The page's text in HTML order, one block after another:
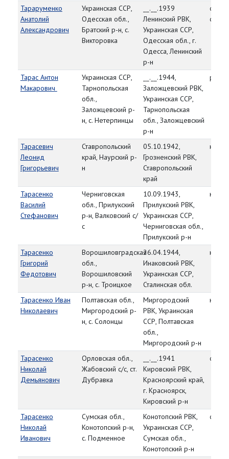
Тараруменко
Анатолий
Александрович
Украинская ССР,
Одесская обл.,
Братский р-н, с.
Викторовка
__.__.1939
Ленинский РВК,
Украинская ССР,
Одесская обл., г.
Одесса, Ленинский
р-н
статьи
Тарас Антон
Макарович
Украинская ССР,
Тарнопольская
обл.,
Заложцевский р-
н, с. Нетерпинцы
__.__.1944,
Заложцевский РВК,
Украинская ССР,
Тарнопольская
обл., Заложцевский
р-н
Тарасевич
Леонид
Григорьевич
Ставропольский
край, Наурский р-
н
05.10.1942,
Грозненский РВК,
Ставропольский
край
Тарасенко
Василий
Стефанович
Черниговская
обл., Прилукский
р-н, Валковский с/
с
10.09.1943,
Прилукский РВК,
Украинская ССР,
Черниговская обл.,
Прилукский р-н
Тарасенко
Григорий
Федотович
Ворошиловградская
обл.,
Ворошиловский
р-н, с. Троицкое
26.04.1944,
Инаковский РВК,
Украинская ССР,
Сталинская обл.
Тарасенко Иван
Николаевич
Полтавская обл.,
Миргородский р-
н, с. Солонцы
Миргородский
РВК, Украинская
ССР, Полтавская
обл.,
Миргородский р-н
Тарасенко
Николай
Демьянович
Орловская обл.,
Жабовский с/с, ст.
Дубравка
__.__.1941
Кировский РВК,
Красноярский край,
г. Красноярск,
Кировский р-н
Тарасенко
Николай
Иванович
Сумская обл.,
Конотопский р-н,
с. Подменное
Конотопский РВК,
Украинская ССР,
Сумская обл.,
Конотопский р-н